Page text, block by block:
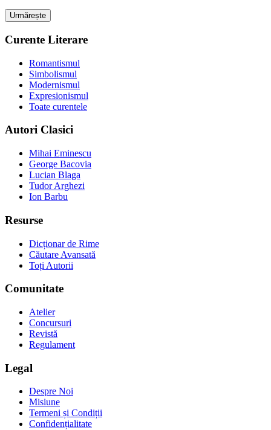
Urmărește
Curente Literare
Romantismul
Simbolismul
Modernismul
Expresionismul
Toate curentele
Autori Clasici
Mihai Eminescu
George Bacovia
Lucian Blaga
Tudor Arghezi
Ion Barbu
Resurse
Dicționar de Rime
Căutare Avansată
Toți Autorii
Comunitate
Atelier
Concursuri
Revistă
Regulament
Legal
Despre Noi
Misiune
Termeni și Condiții
Confidențialitate